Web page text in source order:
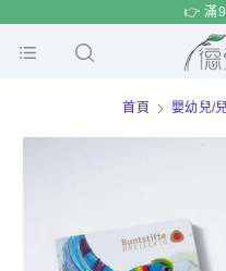
時 👉 滿
首頁 嬰幼兒/